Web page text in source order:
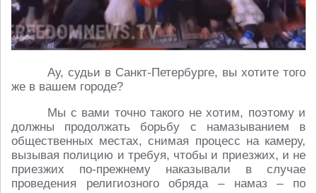
Ау, судьи в Санкт-Петербурге, вы хотите того
же в вашем городе?
Мы с вами точно такого не хотим, поэтому и
должны продолжать борьбу с намазыванием в
общественных местах, снимая процесс на камеру,
вызывая полицию и требуя, чтобы и приезжих, и не
приезжих по-прежнему наказывали в случае
проведения религиозного обряда – намаз – по